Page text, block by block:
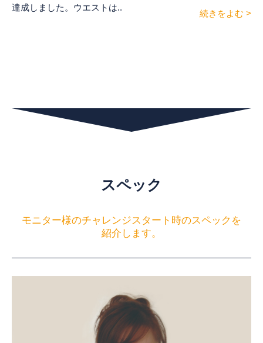
達成しました。ウエストは..
続きをよむ >
スペック
モニター様のチャレンジスタート時のスペックを
紹介します。